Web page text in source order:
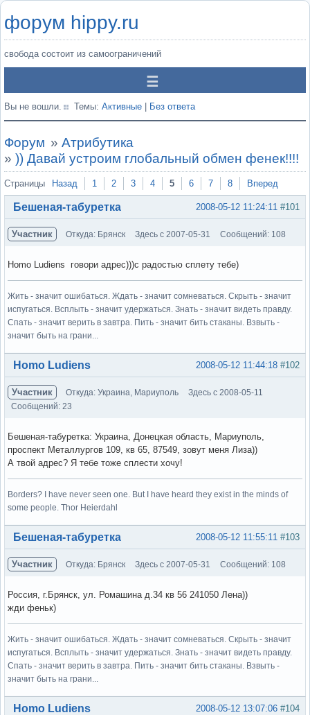
форум hippy.ru
свобода состоит из самоограничений
Вы не вошли. Темы: Активные Без ответа
Форум » Атрибутика
» )) Давай устроим глобальный обмен фенек!!!!
Страницы Назад 1 2 3 4 5 6 7 8 Вперед
#101
2008-05-12 11:24:11
Бешеная-табуретка
Участник Откуда: Брянск Здесь с 2007-05-31 Сообщений: 108
Homo Ludiens говори адрес)))с радостью сплету тебе)
Жить - значит ошибаться. Ждать - значит сомневаться. Скрыть - значит
испугаться. Всплыть - значит удержаться. Знать - значит видеть правду.
Спать - значит верить в завтра. Пить - значит бить стаканы. Взвыть -
значит быть на грани...
Вне форума #102
2008-05-12 11:44:18
Homo Ludiens
Участник Откуда: Украина, Мариуполь
Здесь с 2008-05-11
Сообщений: 23
Бешеная-табуретка: Украина, Донецкая область, Мариуполь,
проспект Металлургов 109, кв 65, 87549, зовут меня Лиза))
А твой адрес? Я тебе тоже сплести хочу!
Borders? I have never seen one. But I have heard they exist in the minds of
some people. Thor Heierdahl
Вне форума #103
2008-05-12 11:55:11
Бешеная-табуретка
Участник Откуда: Брянск Здесь с 2007-05-31 Сообщений: 108
Россия, г.Брянск, ул. Ромашина д.34 кв 56 241050 Лена))
жди феньк)
Жить - значит ошибаться. Ждать - значит сомневаться. Скрыть - значит
испугаться. Всплыть - значит удержаться. Знать - значит видеть правду.
Спать - значит верить в завтра. Пить - значит бить стаканы. Взвыть -
значит быть на грани...
Вне форума #104
2008-05-12 13:07:06
Homo Ludiens